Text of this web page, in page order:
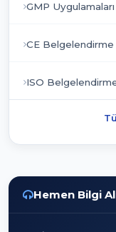
GMP Uygulamaları
CE Belgelendirme
ISO
Hemen Bilgi